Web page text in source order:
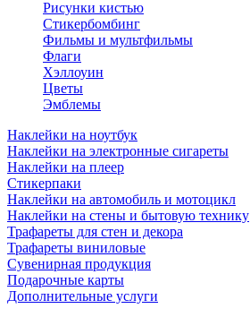
Рисунки кистью
Стикербомбинг
Фильмы и мультфильмы
Флаги
Хэллоуин
Цветы
Эмблемы
Наклейки на ноутбук
Наклейки на электронные сигареты
Наклейки на плеер
Стикерпаки
Наклейки на автомобиль и мотоцикл
Наклейки на стены и бытовую технику
Трафареты для стен и декора
Трафареты виниловые
Сувенирная продукция
Подарочные карты
Дополнительные услуги